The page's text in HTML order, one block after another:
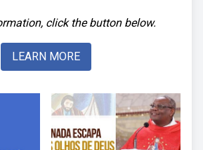
click the button below.
LEARN MORE